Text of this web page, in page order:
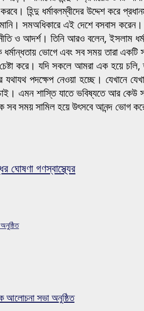
হিন্দু ধর্মাবলম্বীদের উদ্দেশ করে
সমঅধিকারে এই দেশে বসবাস
ও আদর্শ। তিনি আরও বলেন, ইসলাম
ভোগে এবং সব সময় তারা একটি
করে। যদি সকলে আমরা এক হয়ে চলি,
যথাযথ পদক্ষেপ নেওয়া হচ্ছে। যেখানে
এমন শাস্তি যাতে ভবিষ্যতে আর কেউ
সময় সামিল হয়ে উৎসবে আনন্দ ভোগ
ঘোষণা গণস্বাস্থ্যের
আলোচনা সভা অনুষ্ঠিত